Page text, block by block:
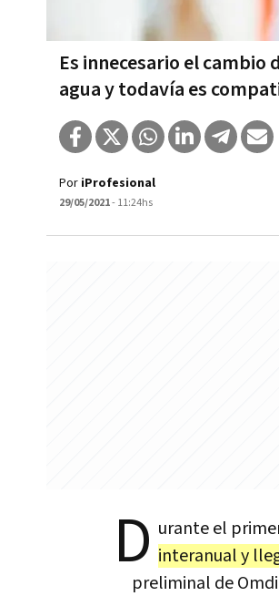
Es innecesario el
agua y todavía es
Por iProfesional
29/05/2021- 11:24hs
D urante el
interanual y
preliminal de